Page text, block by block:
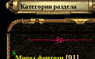
Категории раздела